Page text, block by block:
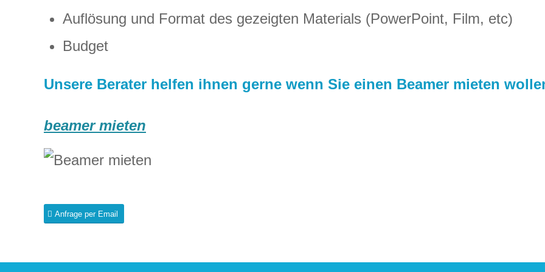
Auflösung und Format des gezeigten Materials (PowerPoint, Film, etc)
Budget
Unsere Berater helfen ihnen gerne wenn Sie einen Beamer mieten
beamer mieten
Anfrage per Email